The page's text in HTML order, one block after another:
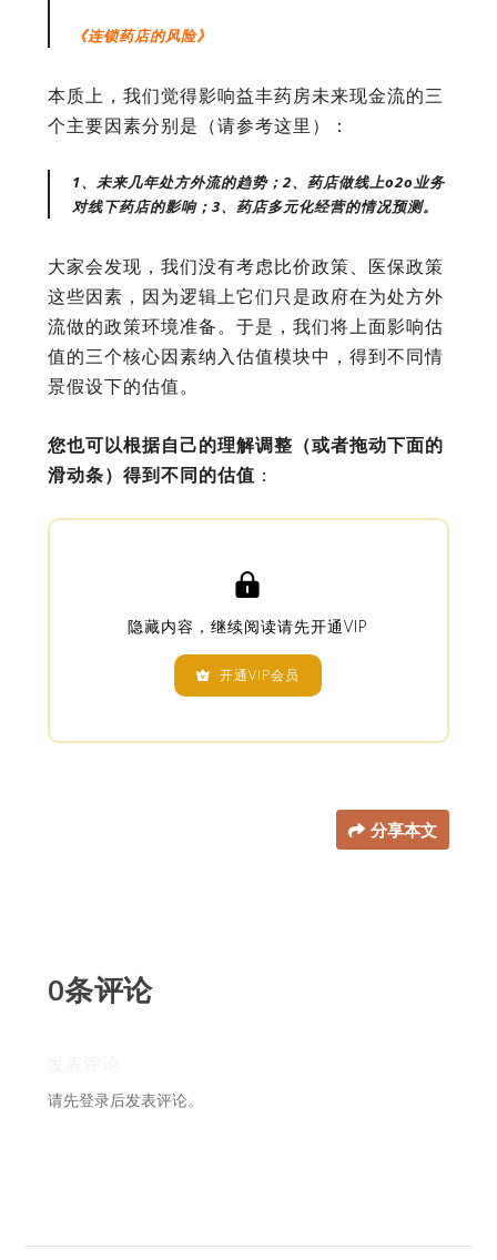
《连锁药店的风险》
本质上，我们觉得影响益丰药房未来现金流的三
个主要因素分别是（请参考这里）：
1、未来几年处方外流的趋势；2、药店做线上o2o业务
对线下药店的影响；3、药店多元化经营的情况预测。
大家会发现，我们没有考虑比价政策、医保政策
这些因素，因为逻辑上它们只是政府在为处方外
流做的政策环境准备。于是，我们将上面影响估
值的三个核心因素纳入估值模块中，得到不同情
景假设下的估值。
您也可以根据自己的理解调整（或者拖动下面的
滑动条）得到不同的估值 ：

隐藏内容，继续阅读请先开通VIP
 开通VIP会员
分享本文
0条评论
请先登录后发表评论。